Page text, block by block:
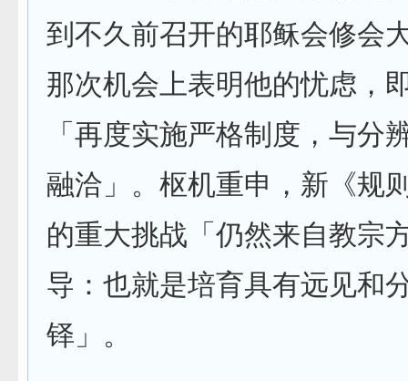
到不久前召开的耶稣会修会
那次机会上表明他的忧虑，
「再度实施严格制度，与分
融洽」。枢机重申，新《规
的重大挑战「仍然来自教宗
导：也就是培育具有远见和
铎」。